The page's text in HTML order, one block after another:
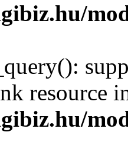
resource